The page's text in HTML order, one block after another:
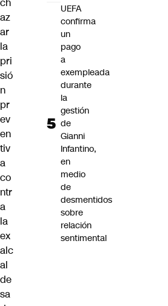
az
ar
la
pri
sió
n
pr
ev
en
tiv
a
co
ntr
a
la
ex
alc
al
de
sa
UEFA
confirma
un
pago
a
exempleada
durante
la
gestión
de
Gianni
Infantino,
en
medio
de
desmentidos
sobre
relación
sentimental